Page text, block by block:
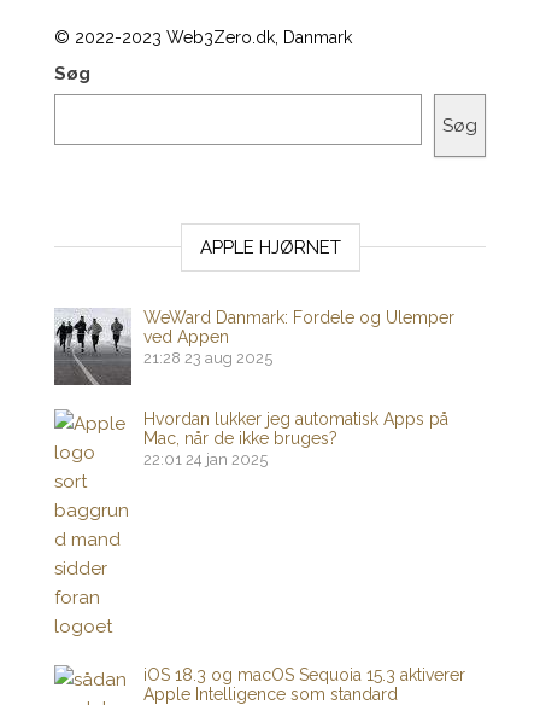
© 2022-2023 Web3Zero.dk, Danmark
Søg
Søg
APPLE HJØRNET
WeWard Danmark: Fordele og Ulemper
ved Appen
21:28 23 aug 2025
Hvordan lukker jeg automatisk Apps på
Mac, når de ikke bruges?
22:01 24 jan 2025
iOS 18.3 og macOS Sequoia 15.3 aktiverer
Apple Intelligence som standard